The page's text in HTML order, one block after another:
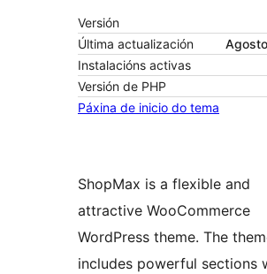
Versión
Última actualización
Instalacións activas
Versión de PHP
Páxina de inicio do tema
ShopMax is a flexible and
attractive WooCommerce
WordPress theme. The
includes powerful sections